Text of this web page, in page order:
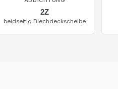
2Z
beidseitig Blechdeckscheibe